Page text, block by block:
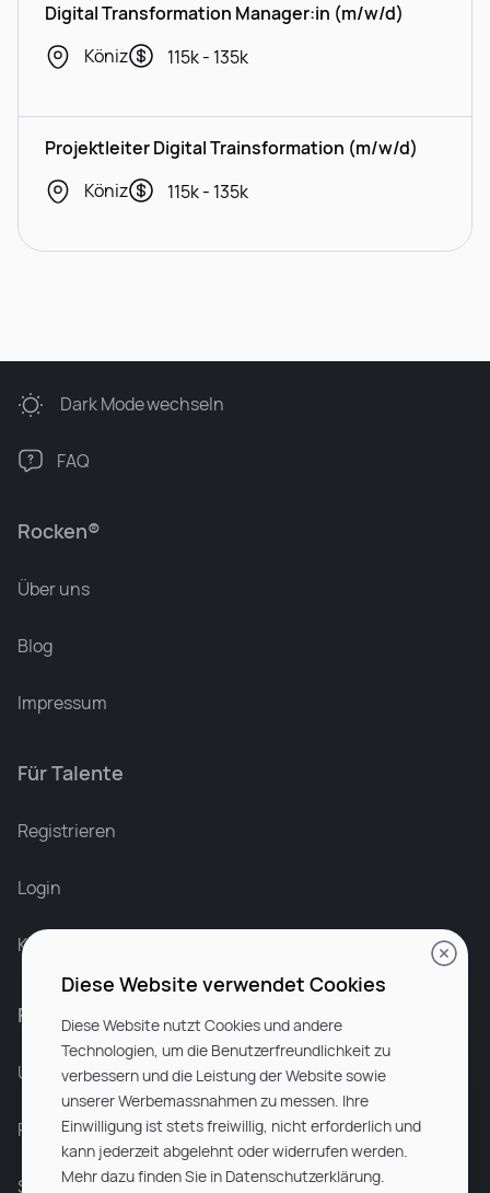
Digital Transformation Manager:in (m/w/d)
Köniz
115k - 135k
Projektleiter Digital Trainsformation (m/w/d)
Köniz
115k - 135k
Rocken®
Über uns
Blog
Impressum
Für Talente
Registrieren
Login
Karriere bei Rocken
Für Unternehmen
Unsere Dienstleistungen
Partnerunternehmen
Sitemap
Dark Modewechseln
FAQ
Diese Website verwendet Cookies
Diese Website nutzt Cookies und andere
Technologien, um die Benutzerfreundlichkeit zu
verbessern und die Leistung der Website sowie
unserer Werbemassnahmen zu messen. Ihre
Einwilligung ist stets freiwillig, nicht erforderlich und
kann jederzeit abgelehnt oder widerrufen werden.
Mehr dazu finden Sie in Datenschutzerklärung.